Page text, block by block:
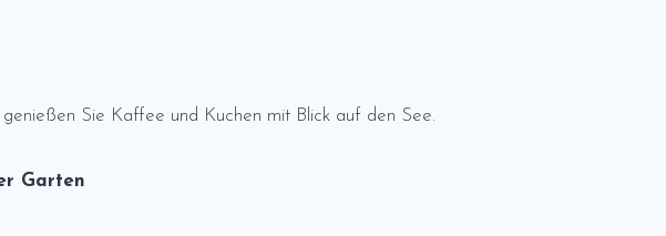
Sie Kaffee und Kuchen mit Blick auf den See.
Garten